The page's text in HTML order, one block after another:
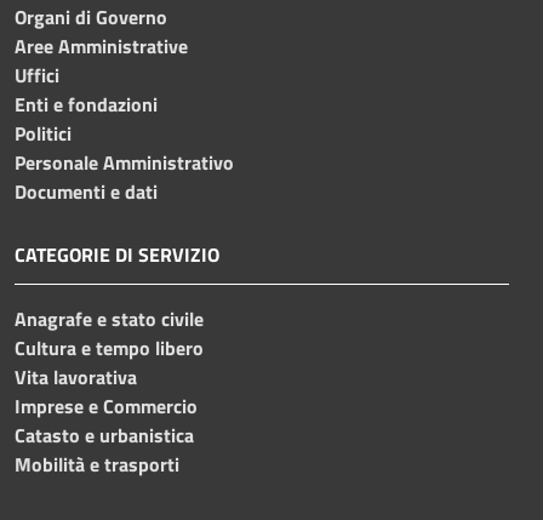
Organi di Governo
Aree Amministrative
Uffici
Enti e fondazioni
Politici
Personale Amministrativo
Documenti e dati
CATEGORIE DI SERVIZIO
Anagrafe e stato civile
Cultura e tempo libero
Vita lavorativa
Imprese e Commercio
Catasto e urbanistica
Mobilità e trasporti